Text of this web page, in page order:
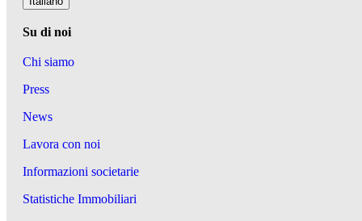
Su di noi
Chi siamo
Press
News
Lavora con noi
Informazioni societarie
Statistiche Immobiliari